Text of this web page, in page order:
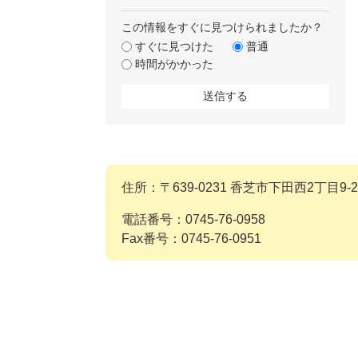
この情報をすぐに見つけられましたか？
すぐに見つけた
普通
時間がかかった
住所：〒639-0231 香芝市下田西2丁目9-
電話番号：0745-76-0958
Fax番号：0745-76-0951